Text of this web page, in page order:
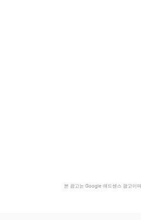
본 광고는 Google 애드센스 광고이